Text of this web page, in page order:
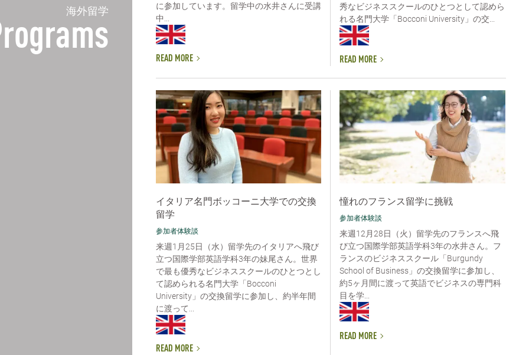
海外留学
に参加しています。留学中の水井さんに受講
中...
READ MORE
秀なビジネススクールのひとつとして認めら
れる名門大学「Bocconi University」の交...
READ MORE
イタリア名門ボッコーニ大学での交換
留学
参加者体験談
来週1月25日（水）留学先のイタリアへ飛び
立つ国際学部英語学科3年の妹尾さん。世界
で最も優秀なビジネススクールのひとつとし
て認められる名門大学「Bocconi
University」の交換留学に参加し、約半年間
に渡って...
READ MORE
憧れのフランス留学に挑戦
参加者体験談
来週12月28日（火）留学先のフランスへ飛
び立つ国際学部英語学科3年の水井さん。フ
ランスのビジネススクール「Burgundy
School of Business」の交換留学に参加し、
約5ヶ月間に渡って英語でビジネスの専門科
目を学...
READ MORE